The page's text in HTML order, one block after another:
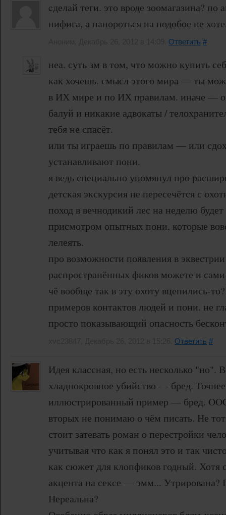
cделай теги. это вроде зоомагазина? по
нифига, а напороться на подобое не
Ответить #
неа. суть зм в том, что можно купить
как хочешь. смысл этого мира — ты
в ИХ мире и по ИХ правилам. иначе —
балуй и никакие адвокаты /
тебя не спасёт.
или ты играешь по правилам — или
устанавливают пони.
я ведь специально упомянул про
детская экскурсия не пересечётся с
поход в вечнодикий лес на неделю
присмотром опытных пони, которые
лелеять.
про возможности появления в
распространённых фиков можете и
чё вообще так в эту охоту вцепились-
примеров контактов людей и пони. не
просто показывающий опасность
Ответить #
Идея классная, но есть несколько "но".
хладнокровное убийство — бред.
иллюстрированный пример — бред.
вторых не понимаю о чём писать. Не
стоит затевать роман о перестройки
учитывая что как я понял это и так
как сюжет для клопфиков годный. Хотя
акцента на сексе — эмм... Утрирована?
Нереальна?